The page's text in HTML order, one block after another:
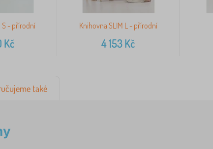
S - přírodní
Kč
Knihovna SLIM L - přírodní
4 153Kč
také